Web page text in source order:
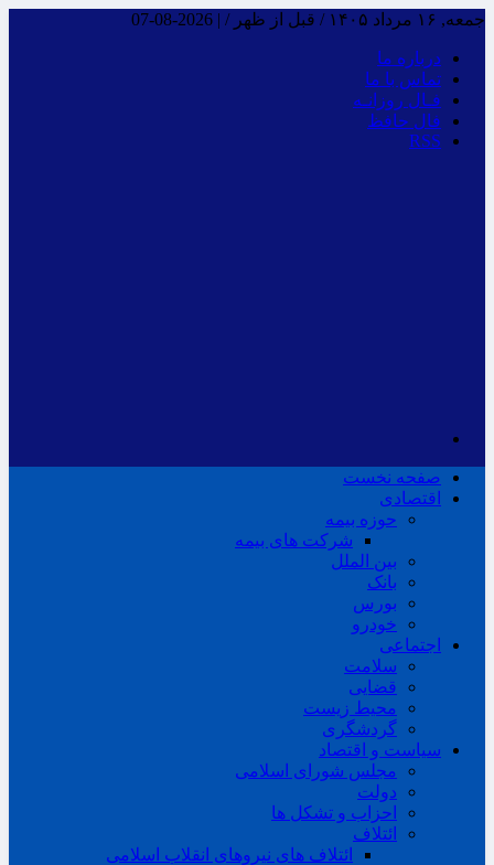
جمعه, ۱۶ مرداد ۱۴۰۵ / قبل از ظهر / |
2026-08-07
درباره ما
تماس با ما
فـال روزانـه
فال حافظ
RSS
صفحه نخست
اقتصادی
حوزه بیمه
شرکت های بیمه
بین الملل
بانک
بورس
خودرو
اجتماعی
سلامت
قضایی
محیط زیست
گردشگری
سیاست و اقتصاد
مجلس شورای اسلامی
دولت
احزاب و تشکل ها
ائتلاف
ائتلاف های نیروهای انقلاب اسلامی